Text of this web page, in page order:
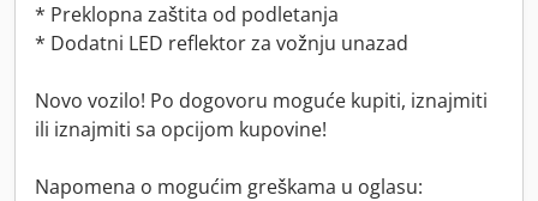
* Preklopna zaštita od podletanja
* Dodatni LED reflektor za vožnju unazad
Novo vozilo! Po dogovoru moguće kupiti, iznajmiti
ili iznajmiti sa opcijom kupovine!
Napomena o mogućim greškama u oglasu: